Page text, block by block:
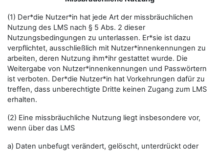
(1) Der*die Nutzer*in hat jede Art der missbräuchlichen
Nutzung des LMS nach § 5 Abs. 2 dieser
Nutzungsbedingungen zu unterlassen. Er*sie ist dazu
verpflichtet, ausschließlich mit Nutzer*innenkennungen zu
arbeiten, deren Nutzung ihm*ihr gestattet wurde. Die
Weitergabe von Nutzer*innenkennungen und Passwörtern
ist verboten. Der*die Nutzer*in hat Vorkehrungen dafür zu
treffen, dass unberechtigte Dritte keinen Zugang zum LMS
erhalten.
(2) Eine missbräuchliche Nutzung liegt insbesondere vor,
wenn über das LMS
a) Daten unbefugt verändert, gelöscht, unterdrückt oder